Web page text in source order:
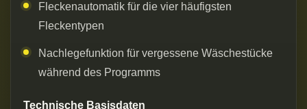
Fleckenautomatik für die vier häufigsten
Fleckentypen
Nachlegefunktion für vergessene Wäschestücke
während des Programms
Technische Basisdaten